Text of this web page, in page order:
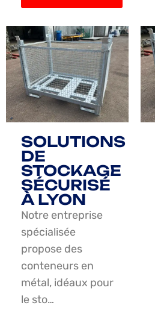
SOLUTIONS
DE
STOCKAGE
SÉCURISÉ
À LYON
Notre entreprise
spécialisée
propose des
conteneurs en
métal, idéaux pour
le sto…